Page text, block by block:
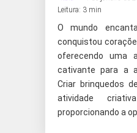
Leitura: 3 min
O mundo
conquistou
oferecendo uma
cativante para a
Criar brinquedos
atividade
proporcionando a